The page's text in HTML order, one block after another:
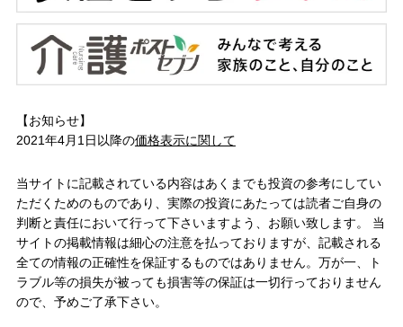
【お知らせ】
2021年4月1日以降の価格表示に関して
当サイトに記載されている内容はあくまでも投資の参考にしてい
ただくためのものであり、実際の投資にあたっては読者ご自身の
判断と責任において行って下さいますよう、お願い致します。 当
サイトの掲載情報は細心の注意を払っておりますが、記載される
全ての情報の正確性を保証するものではありません。万が一、ト
ラブル等の損失が被っても損害等の保証は一切行っておりません
ので、予めご了承下さい。